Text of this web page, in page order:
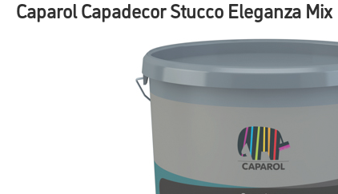
Caparol Capadecor Stucco Eleganza Mix